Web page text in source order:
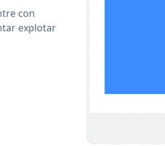
con
explotar